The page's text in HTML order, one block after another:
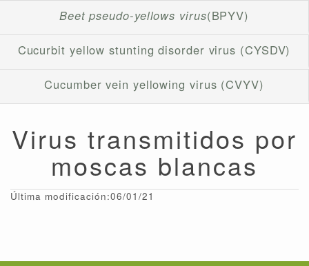
Beet pseudo-yellows virus(BPYV)
Cucurbit yellow stunting disorder virus (CYSDV)
Cucumber vein yellowing virus (CVYV)
Virus transmitidos por
moscas blancas
Última modificación:06/01/21